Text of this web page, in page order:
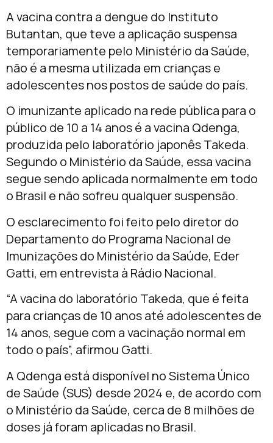
A vacina contra a dengue do Instituto
Butantan, que teve a aplicação suspensa
temporariamente pelo Ministério da Saúde,
não é a mesma utilizada em crianças e
adolescentes nos postos de saúde do país.
O imunizante aplicado na rede pública para o
público de 10 a 14 anos é a vacina Qdenga,
produzida pelo laboratório japonês Takeda.
Segundo o Ministério da Saúde, essa vacina
segue sendo aplicada normalmente em todo
o Brasil e não sofreu qualquer suspensão.
O esclarecimento foi feito pelo diretor do
Departamento do Programa Nacional de
Imunizações do Ministério da Saúde, Eder
Gatti, em entrevista à Rádio Nacional.
“A vacina do laboratório Takeda, que é feita
para crianças de 10 anos até adolescentes de
14 anos, segue com a vacinação normal em
todo o país”, afirmou Gatti.
A Qdenga está disponível no Sistema Único
de Saúde (SUS) desde 2024 e, de acordo com
o Ministério da Saúde, cerca de 8 milhões de
doses já foram aplicadas no Brasil.